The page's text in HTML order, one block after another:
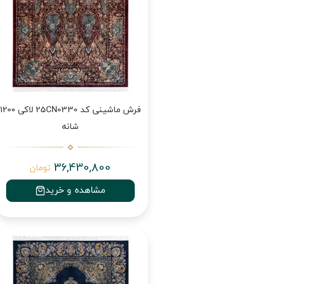
فرش ماشینی کد 25CN0330 لاکی 1200
شانه
36,430,800 تومان
مشاهده و خرید